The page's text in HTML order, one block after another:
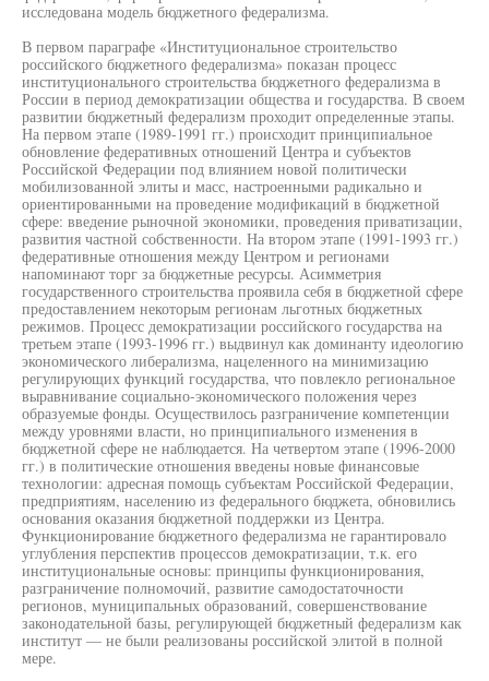
исследована модель бюджетного федерализма.
В первом параграфе «Институциональное строительство
российского бюджетного федерализма» показан процесс
институционального строительства бюджетного федерализма в
России в период демократизации общества и государства. В своем
развитии бюджетный федерализм проходит определенные этапы.
На первом этапе (1989-1991 гг.) происходит принципиальное
обновление федеративных отношений Центра и субъектов
Российской Федерации под влиянием новой политически
мобилизованной элиты и масс, настроенными радикально и
ориентированными на проведение модификаций в бюджетной
сфере: введение рыночной экономики, проведения приватизации,
развития частной собственности. На втором этапе (1991-1993 гг.)
федеративные отношения между Центром и регионами
напоминают торг за бюджетные ресурсы. Асимметрия
государственного строительства проявила себя в бюджетной сфере
предоставлением некоторым регионам льготных бюджетных
режимов. Процесс демократизации российского государства на
третьем этапе (1993-1996 гг.) выдвинул как доминанту идеологию
экономического либерализма, нацеленного на минимизацию
регулирующих функций государства, что повлекло региональное
выравнивание социально-экономического положения через
образуемые фонды. Осуществилось разграничение компетенции
между уровнями власти, но принципиального изменения в
бюджетной сфере не наблюдается. На четвертом этапе (1996-2000
гг.) в политические отношения введены новые финансовые
технологии: адресная помощь субъектам Российской Федерации,
предприятиям, населению из федерального бюджета, обновились
основания оказания бюджетной поддержки из Центра.
Функционирование бюджетного федерализма не гарантировало
углубления перспектив процессов демократизации, т.к. его
институциональные основы: принципы функционирования,
разграничение полномочий, развитие самодостаточности
регионов, муниципальных образований, совершенствование
законодательной базы, регулирующей бюджетный федерализм как
институт — не были реализованы российской элитой в полной
мере.